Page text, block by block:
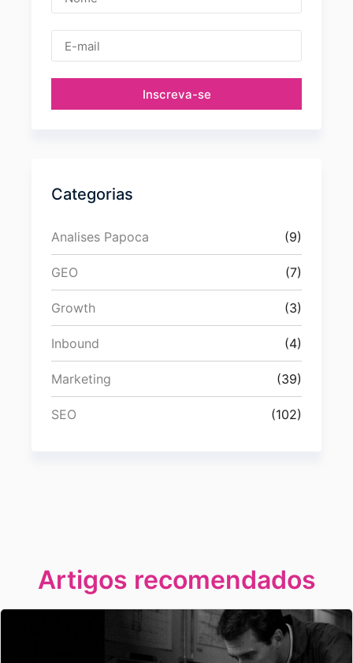
Inscreva-se
Categorias
Analises Papoca (9)
GEO (7)
Growth (3)
Inbound (4)
Marketing (39)
SEO (102)
Artigos recomendados